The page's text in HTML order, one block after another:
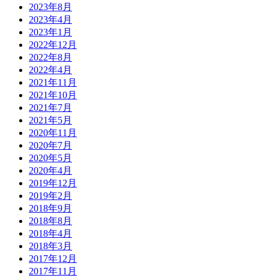
2023年8月
2023年4月
2023年1月
2022年12月
2022年8月
2022年4月
2021年11月
2021年10月
2021年7月
2021年5月
2020年11月
2020年7月
2020年5月
2020年4月
2019年12月
2019年2月
2018年9月
2018年8月
2018年4月
2018年3月
2017年12月
2017年11月